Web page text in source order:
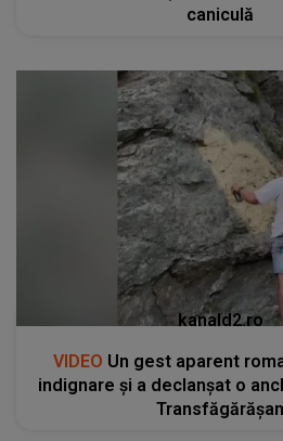
caniculă
kanald2.ro
VIDEO Un gest aparent
indignare și a declanșat o
Transfăgărășan